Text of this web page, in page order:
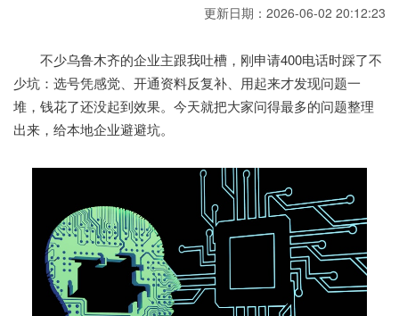
更新日期：2026-06-02 20:12:23
不少乌鲁木齐的企业主跟我吐槽，刚申请400电话时踩了不
少坑：选号凭感觉、开通资料反复补、用起来才发现问题一
堆，钱花了还没起到效果。今天就把大家问得最多的问题整理
出来，给本地企业避避坑。